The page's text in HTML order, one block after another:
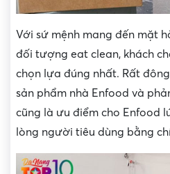
Với sứ mệnh mang đến mặt
đối tượng eat clean, khách
chọn lựa đúng nhất. Rất
sản phẩm nhà Enfood và
cũng là ưu điểm cho Enfood
lòng người tiêu dùng bằng